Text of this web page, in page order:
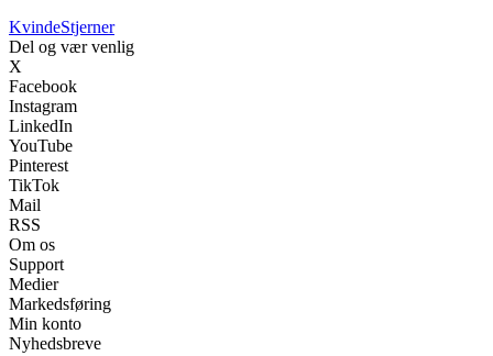
KvindeStjerner
Del og vær venlig
X
Facebook
Instagram
LinkedIn
YouTube
Pinterest
TikTok
Mail
RSS
Om os
Support
Medier
Markedsføring
Min konto
Nyhedsbreve